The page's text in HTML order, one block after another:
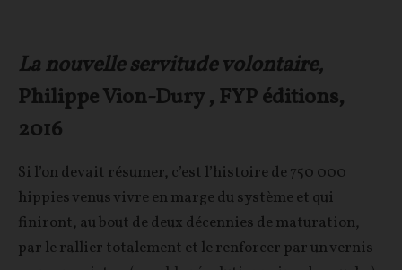
La nouvelle servitude volontaire,
Philippe Vion-Dury , FYP éditions,
2016
Si l’on devait résumer, c’est l’histoire de 750 000
hippies venus vivre en marge du système et qui
finiront, au bout de deux décennies de maturation,
par le rallier totalement et le renforcer par un vernis